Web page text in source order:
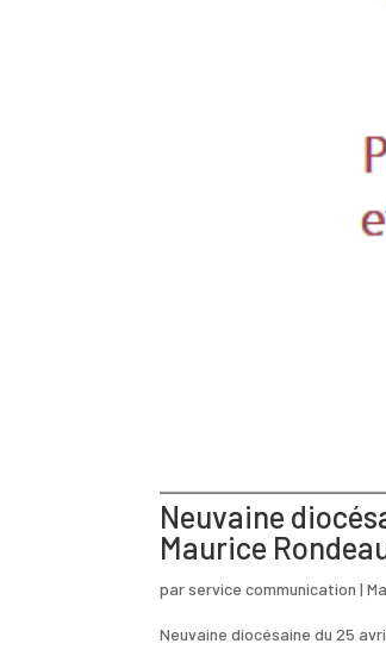
Neuvaine
Maurice
parservice communication |
Neuvaine diocésaine du 25